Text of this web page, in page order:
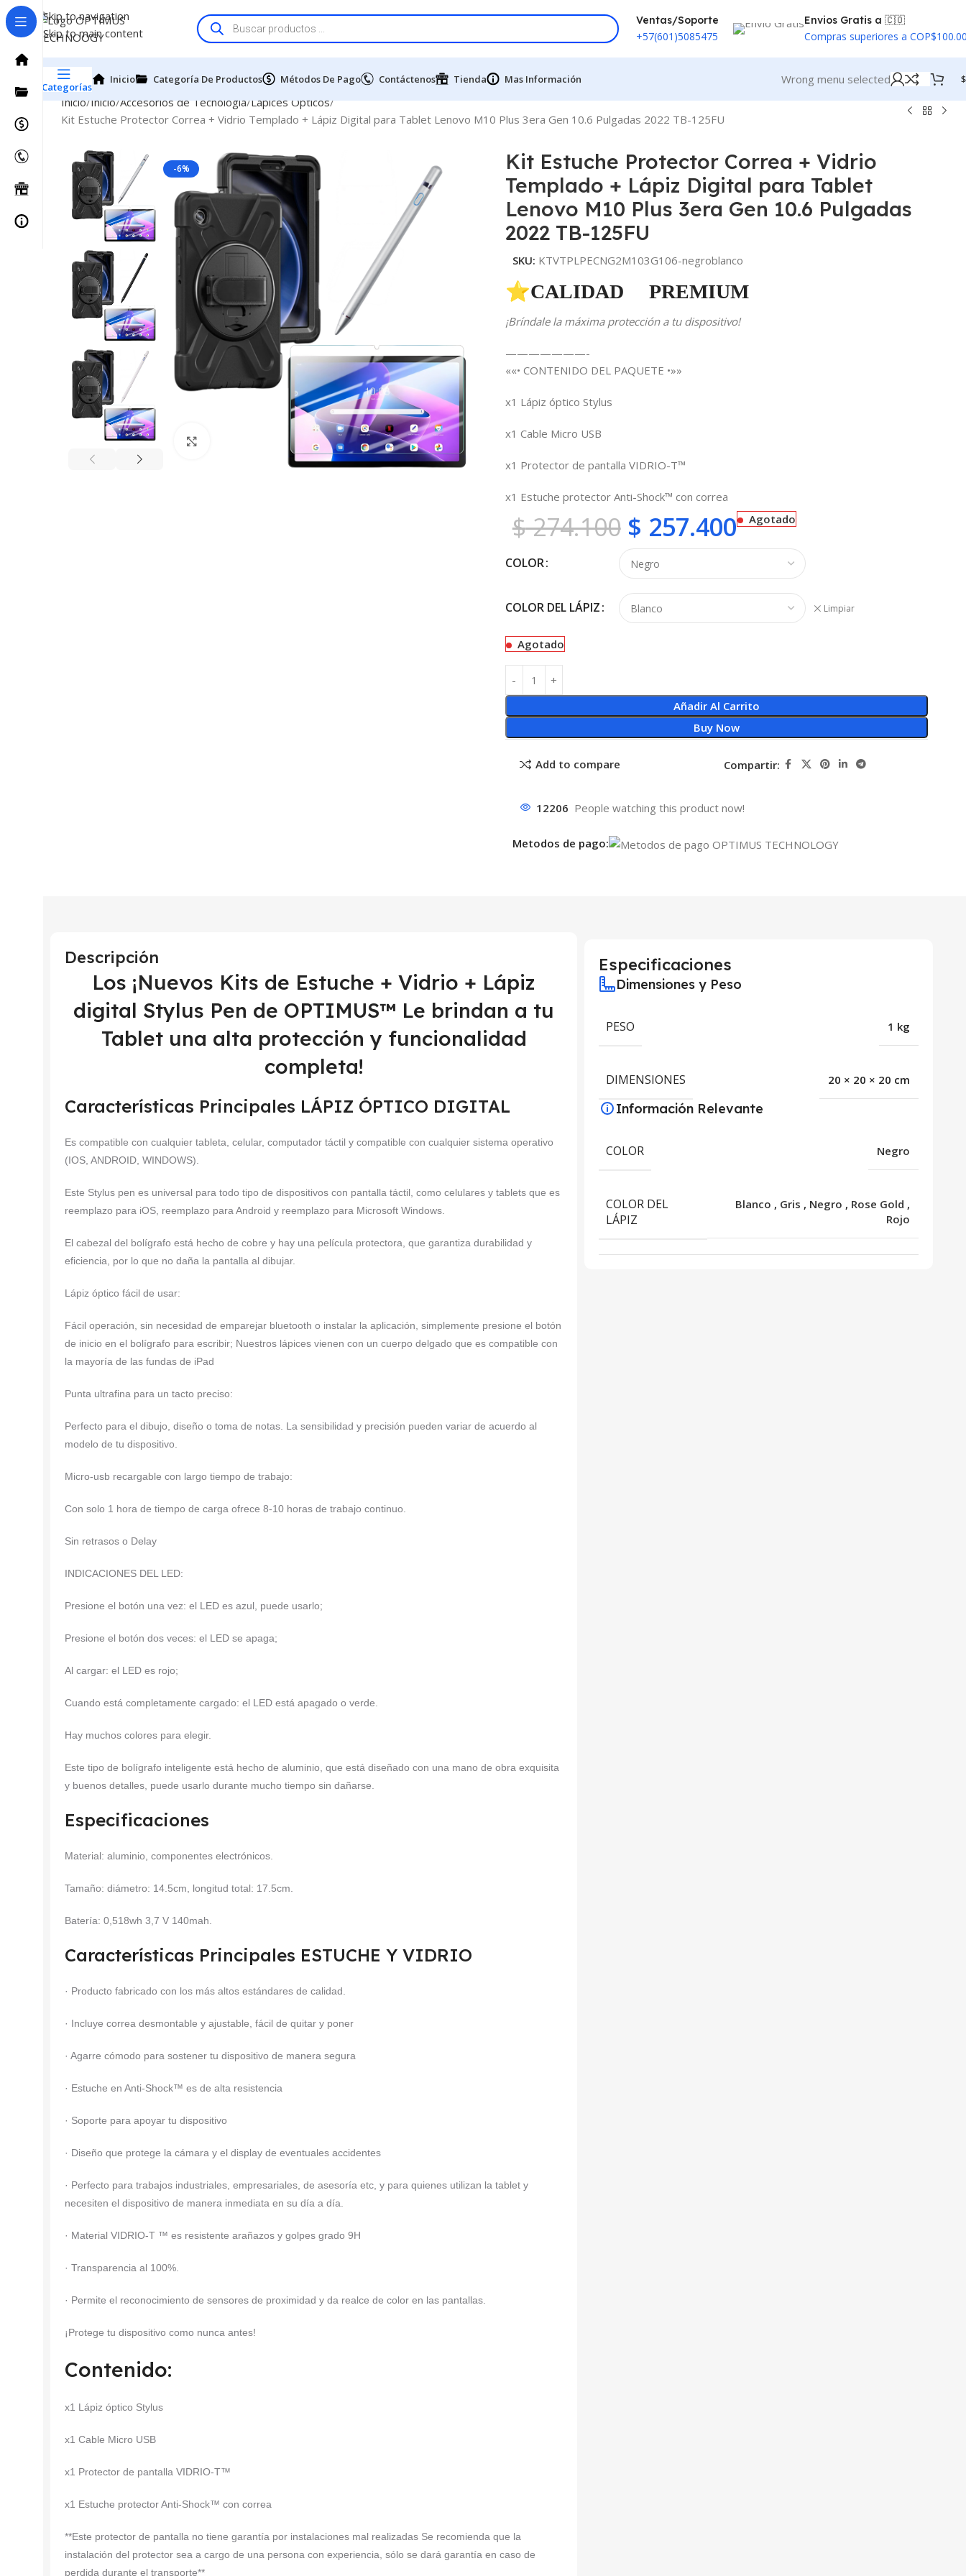
Skip to navigation
Skip to main content
Ventas/Soporte
+57(601)5085475
Envios Gratis a 🇨🇴
Compras superiores a
Categorías
Inicio Categoría De Productos Métodos De Pago Contáctenos Tienda Mas Información Wrong menu selected $
Inicio Inicio Accesorios de Tecnologia Lapices Opticos
Kit Estuche Protector Correa + Vidrio Templado + Lápiz Digital para Tablet Lenovo M10 Plus 3era Gen 10.6 Pulgadas 2022 TB-125FU
-6%
Kit Estuche Protector Correa + Vidrio
Templado + Lápiz Digital para Tablet
Lenovo M10 Plus 3era Gen 10.6 Pulgadas
2022 TB-125FU
SKU: KTVTPLPECNG2M103G106-negroblanco
⭐CALIDAD PREMIUM
¡Bríndale la máxima protección a tu dispositivo!
———————-
««• CONTENIDO DEL PAQUETE •»»
x1 Lápiz óptico Stylus
x1 Cable Micro USB
x1 Protector de pantalla VIDRIO-T™
x1 Estuche protector Anti-Shock™ con correa
$274.100 $ 257.400 Agotado
COLOR
COLOR DEL LÁPIZ Limpiar
Agotado
Añadir Al Carrito
Buy Now
Add to compare Compartir:
12206 People watching this product now!
Metodos de pago:
Descripción
Los ¡Nuevos Kits de Estuche + Vidrio + Lápiz
digital Stylus Pen de OPTIMUS™ Le brindan a tu
Tablet una alta protección y funcionalidad
completa!
Características Principales LÁPIZ ÓPTICO DIGITAL
Es compatible con cualquier tableta, celular, computador táctil y compatible con cualquier sistema operativo
(IOS, ANDROID, WINDOWS).
Este Stylus pen es universal para todo tipo de dispositivos con pantalla táctil, como celulares y tablets que es
reemplazo para iOS, reemplazo para Android y reemplazo para Microsoft Windows.
El cabezal del bolígrafo está hecho de cobre y hay una película protectora, que garantiza durabilidad y
eficiencia, por lo que no daña la pantalla al dibujar.
Lápiz óptico fácil de usar:
Fácil operación, sin necesidad de emparejar bluetooth o instalar la aplicación, simplemente presione el botón
de inicio en el bolígrafo para escribir; Nuestros lápices vienen con un cuerpo delgado que es compatible con
la mayoría de las fundas de iPad
Punta ultrafina para un tacto preciso:
Perfecto para el dibujo, diseño o toma de notas. La sensibilidad y precisión pueden variar de acuerdo al
modelo de tu dispositivo.
Micro-usb recargable con largo tiempo de trabajo:
Con solo 1 hora de tiempo de carga ofrece 8-10 horas de trabajo continuo.
Sin retrasos o Delay
INDICACIONES DEL LED:
Presione el botón una vez: el LED es azul, puede usarlo;
Presione el botón dos veces: el LED se apaga;
Al cargar: el LED es rojo;
Cuando está completamente cargado: el LED está apagado o verde.
Hay muchos colores para elegir.
Este tipo de bolígrafo inteligente está hecho de aluminio, que está diseñado con una mano de obra exquisita
y buenos detalles, puede usarlo durante mucho tiempo sin dañarse.
Especificaciones
Material: aluminio, componentes electrónicos.
Tamaño: diámetro: 14.5cm, longitud total: 17.5cm.
Batería: 0,518wh 3,7 V 140mah.
Características Principales ESTUCHE Y VIDRIO
· Producto fabricado con los más altos estándares de calidad.
· Incluye correa desmontable y ajustable, fácil de quitar y poner
· Agarre cómodo para sostener tu dispositivo de manera segura
· Estuche en Anti-Shock™ es de alta resistencia
· Soporte para apoyar tu dispositivo
· Diseño que protege la cámara y el display de eventuales accidentes
· Perfecto para trabajos industriales, empresariales, de asesoría etc, y para quienes utilizan la tablet y
necesiten el dispositivo de manera inmediata en su día a día.
· Material VIDRIO-T ™ es resistente arañazos y golpes grado 9H
· Transparencia al 100%.
· Permite el reconocimiento de sensores de proximidad y da realce de color en las pantallas.
¡Protege tu dispositivo como nunca antes!
Contenido:
x1 Lápiz óptico Stylus
x1 Cable Micro USB
x1 Protector de pantalla VIDRIO-T™
x1 Estuche protector Anti-Shock™ con correa
**Este protector de pantalla no tiene garantía por instalaciones mal realizadas Se recomienda que la
instalación del protector sea a cargo de una persona con experiencia, sólo se dará garantía en caso de
perdida durante el transporte**
Especificaciones
Dimensiones y Peso
PESO 1 kg
DIMENSIONES 20 × 20 × 20 cm
Información Relevante
COLOR Negro
COLOR DEL
LÁPIZ
Blanco , Gris , Negro , Rose Gold ,
Rojo